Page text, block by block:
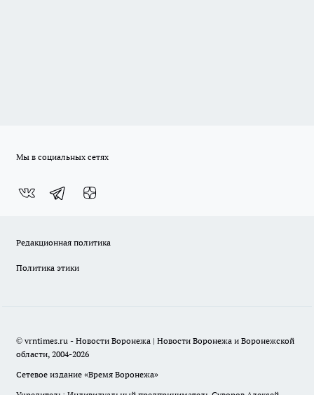
Мы в социальных сетях
Редакционная политика
Политика этики
© vrntimes.ru - Новости Воронежа | Новости Воронежа и Воронежской
области, 2004-2026
Сетевое издание «Время Воронежа»